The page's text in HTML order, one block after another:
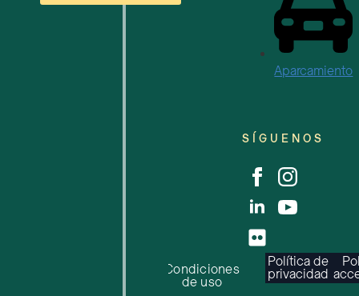
Aparcamiento
SÍGUENOS
Condiciones
de uso
Política de
privacidad